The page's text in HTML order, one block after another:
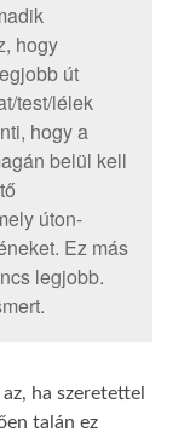
hogy
út
test/lélek
hogy a
belül kell
úton-
Ez más
legjobb.
ha szeretettel
talán ez